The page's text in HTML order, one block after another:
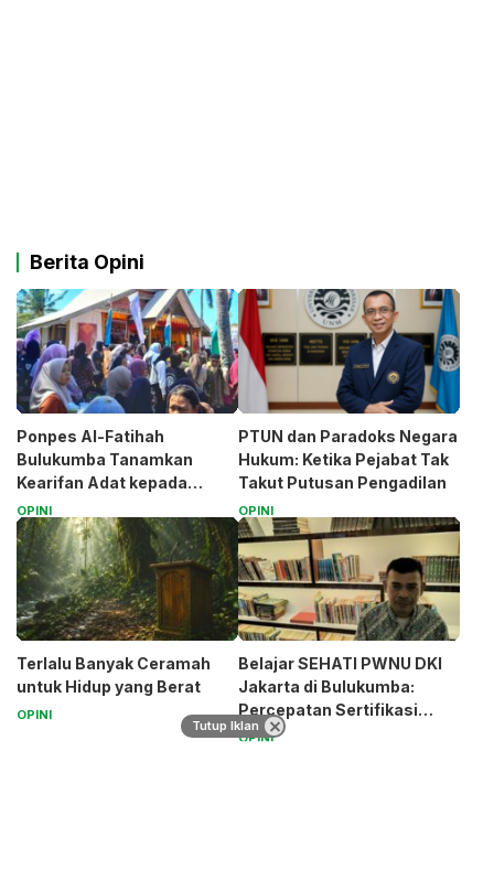
Berita Opini
Ponpes Al-Fatihah
Bulukumba Tanamkan
Kearifan Adat kepada
Santri (Bagian 1)
OPINI
PTUN dan Paradoks Negara
Hukum: Ketika Pejabat Tak
Takut Putusan Pengadilan
OPINI
Terlalu Banyak Ceramah
untuk Hidup yang Berat
OPINI
Belajar SEHATI PWNU DKI
Jakarta di Bulukumba:
Percepatan Sertifikasi
Halal Bagi UMK
OPINI
Tutup Iklan